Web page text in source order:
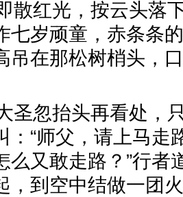
散红光，按云头落
七岁顽童，赤条条
吊在那松树梢头，
”
圣忽抬头再看处，
：“师父，请上马走
么又敢走路？”行者
，到空中结做一团